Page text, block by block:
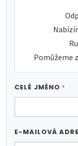
Pomůžeme
CELÉ JMÉNO *
E-MAILOVÁ